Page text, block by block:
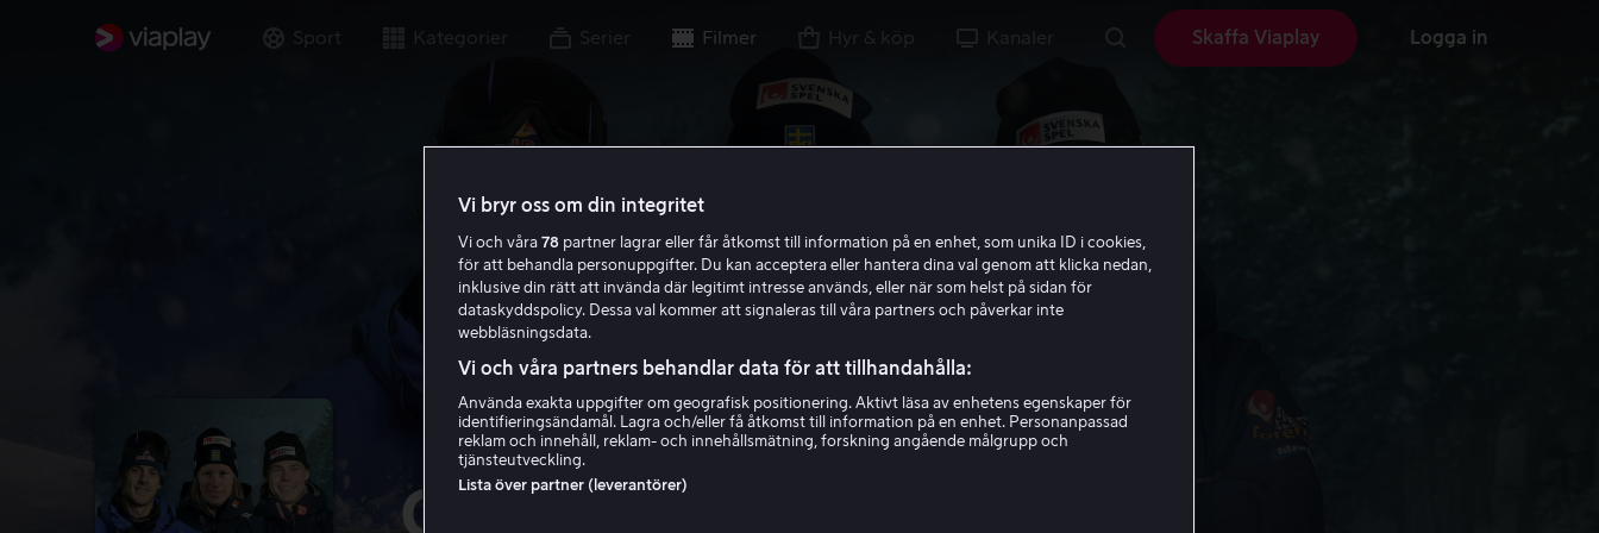
Sport Kategorier Serier Filmer Hyr & köp Kanaler Skaffa Viaplay Logga in
Gulddrömmar - De lyfter
Vi bryr oss om din integritet
Vi och våra 78 partner lagrar eller får åtkomst till information på en enhet, som unika ID i cookies,
för att behandla personuppgifter. Du kan acceptera eller hantera dina val genom att klicka nedan,
inklusive din rätt att invända där legitimt intresse används, eller när som helst på sidan för
dataskyddspolicy. Dessa val kommer att signaleras till våra partners och påverkar inte
webbläsningsdata.
Vi och våra partners behandlar data för att tillhandahålla:
Använda exakta uppgifter om geografisk positionering. Aktivt läsa av enhetens egenskaper för
identifieringsändamål. Lagra och/eller få åtkomst till information på en enhet. Personanpassad
reklam och innehåll, reklam- och innehållsmätning, forskning angående målgrupp och
tjänsteutveckling.
Lista över partner (leverantörer)